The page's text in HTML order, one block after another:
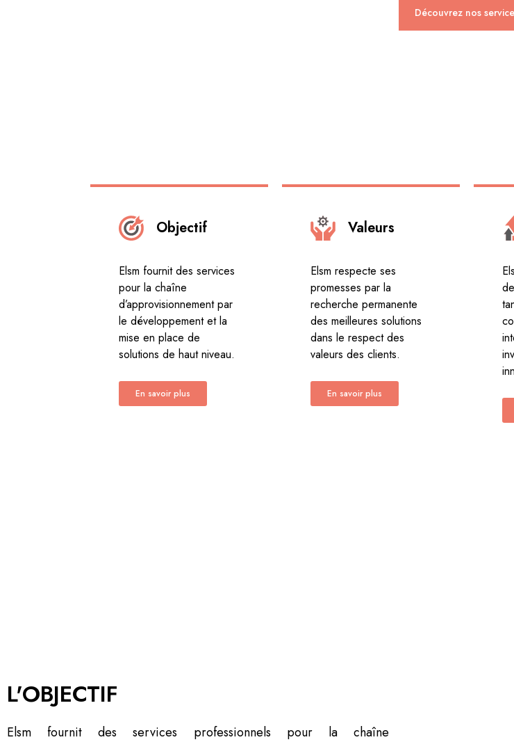
Découvrez nos
Objectif
Elsm fournit des services
pour la chaîne
d’approvisionnement par
le développement et la
mise en place de
solutions de haut niveau.
En savoir plus
Valeurs
Elsm respecte ses
promesses par la
recherche permanente
des meilleures solutions
dans le respect des
valeurs des clients.
En savoir plus
L'OBJECTIF
Elsm fournit des services professionnels pour la chaîne